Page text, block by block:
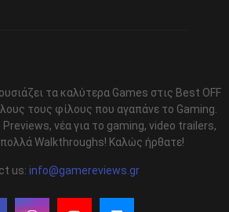
τα καλύτερα Games στις Best OFF
τους φίλους που αγαπάνε το Gaming.
νέα για το gaming, video trailers,
Walkthroughs! Καλώς ήρθατε!
us: info@gamereviews.gr